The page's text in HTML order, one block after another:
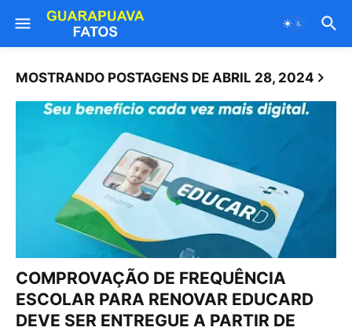
MOSTRANDO POSTAGENS DE ABRIL 28, 2024
COMPROVAÇÃO DE FREQUÊNCIA
ESCOLAR PARA RENOVAR EDUCARD
DEVE SER ENTREGUE A PARTIR DE